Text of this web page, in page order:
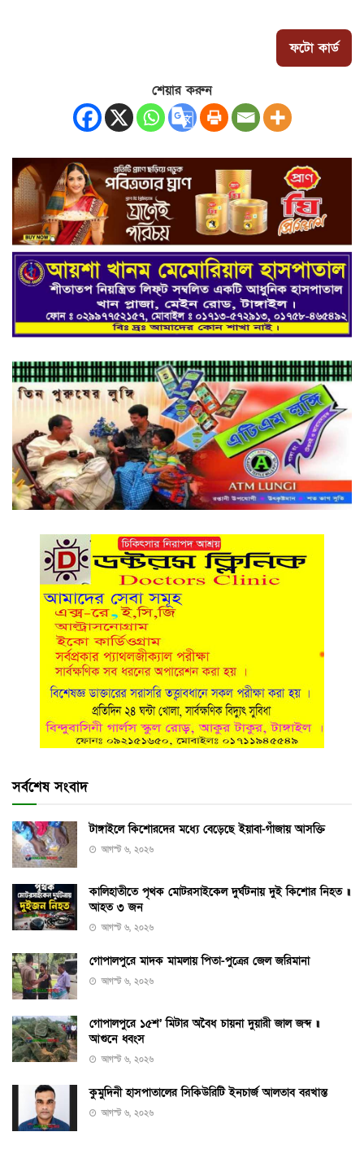
ফটো কার্ড
শেয়ার করুন
সর্বশেষ সংবাদ
টাঙ্গাইলে কিশোরদের মধ্যে বেড়েছে ইয়াবা-গাঁজায় আসক্তি
আগস্ট ৬, ২০২৬
কালিহাতীতে পৃথক মোটরসাইকেল দুর্ঘটনায় দুই কিশোর নিহত ॥
আহত ৩ জন
আগস্ট ৬, ২০২৬
গোপালপুরে মাদক মামলায় পিতা-পুত্রের জেল জরিমানা
আগস্ট ৬, ২০২৬
গোপালপুরে ১৫শ’ মিটার অবৈধ চায়না দুয়ারী জাল জব্দ ॥
আগুনে ধ্বংস
আগস্ট ৬, ২০২৬
কুমুদিনী হাসপাতালের সিকিউরিটি ইনচার্জ আলতাব বরখাস্ত
আগস্ট ৬, ২০২৬